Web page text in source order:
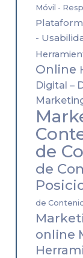
Móvil -
-
Online
Digital –
de
de
de
online